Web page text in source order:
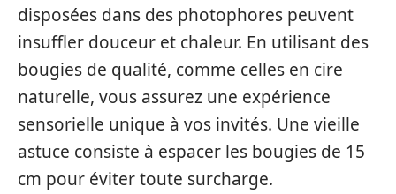
disposées dans des photophores peuvent
insuffler douceur et chaleur. En utilisant des
bougies de qualité, comme celles en cire
naturelle, vous assurez une expérience
sensorielle unique à vos invités. Une vieille
astuce consiste à espacer les bougies de 15
cm pour éviter toute surcharge.